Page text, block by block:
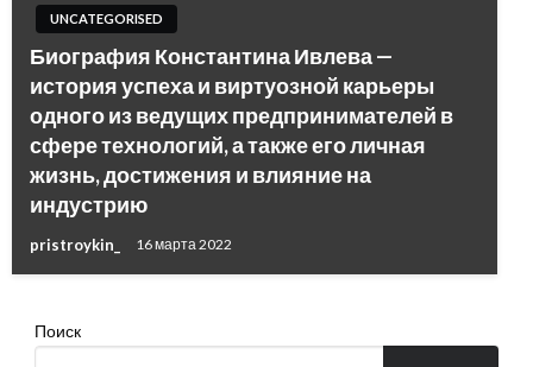
UNCATEGORISED
Биография Константина Ивлева —
история успеха и виртуозной карьеры
одного из ведущих предпринимателей в
сфере технологий, а также его личная
жизнь, достижения и влияние на
индустрию
pristroykin_ 16 марта 2022
Поиск